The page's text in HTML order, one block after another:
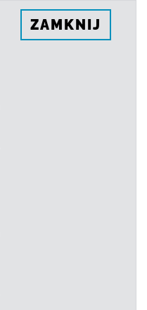
ZAMKNIJ